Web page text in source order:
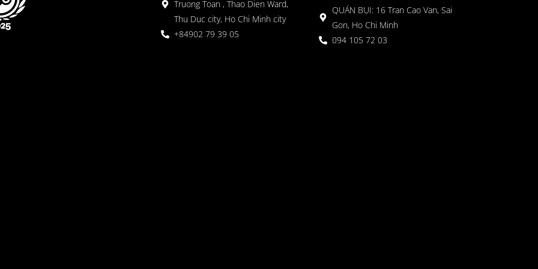
Truong Toan , Thao Dien Ward,
Thu Duc city, Ho Chi Minh city
+84902 79 39 05
QUÁN BỤI: 16 Tran Cao Van, Sai
Gon, Ho Chi Minh
094 105 72 03